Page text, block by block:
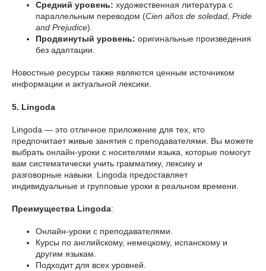
Средний уровень: художественная литература с
параллельным переводом (Cien años de soledad Pride
and Prejudice).
Продвинутый уровень: оригинальные произведения
без адаптации.
Новостные ресурсы также являются ценным источником
информации и актуальной лексики.
5. Lingoda
Lingoda — это отличное приложение для тех, кто
предпочитает живые занятия с преподавателями. Вы можете
выбрать онлайн-уроки с носителями языка, которые помогут
вам систематически учить грамматику, лексику и
разговорные навыки. Lingoda предоставляет
индивидуальные и групповые уроки в реальном времени.
Преимущества Lingoda:
Онлайн-уроки с преподавателями.
Курсы по английскому, немецкому, испанскому и
другим языкам.
Подходит для всех уровней.